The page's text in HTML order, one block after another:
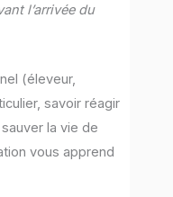
l’arrivée du
(éleveur,
savoir réagir
la vie de
vous apprend